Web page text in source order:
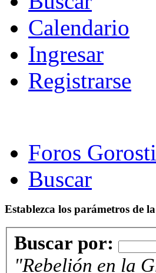
Calendario
Ingresar
Registrarse
Foros Gorosti
Buscar
Establezca los parámetros de
Buscar por:
"Rebelión en la